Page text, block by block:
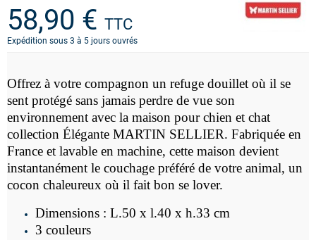
58,90 € TTC
Expédition sous 3 à 5 jours ouvrés
Offrez à votre compagnon un refuge douillet où il se
sent protégé sans jamais perdre de vue son
environnement avec la maison pour chien et chat
collection Élégante MARTIN SELLIER. Fabriquée en
France et lavable en machine, cette maison devient
instantanément le couchage préféré de votre animal, un
cocon chaleureux où il fait bon se lover.
Dimensions : L.50 x l.40 x h.33 cm
3 couleurs